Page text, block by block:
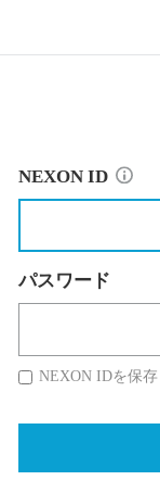
NEXON ID
パスワード
NEXON IDを保存